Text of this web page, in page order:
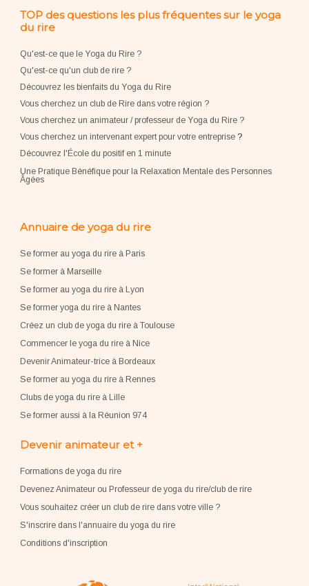
TOP des questions les plus fréquentes sur le yoga
du rire
Qu'est-ce que le Yoga du Rire ?
Qu'est-ce qu'un club de rire ?
Découvrez les bienfaits du Yoga du Rire
Vous cherchez un club de Rire dans votre région ?
Vous cherchez un animateur / professeur de Yoga du Rire ?
Vous cherchez un intervenant expert pour votre entreprise?
Découvrez l'École du positif en 1 minute
Une Pratique Bénéfique pour la Relaxation Mentale des Personnes
Âgées
Annuaire de yoga du rire
Se former au yoga du rire à Paris
Se former à Marseille
Se former au yoga du rire à Lyon
Se former yoga du rire à Nantes
Créez un club de yoga du rire à Toulouse
Commencer le yoga du rire à Nice
Devenir Animateur-trice à Bordeaux
Se former au yoga du rire à Rennes
Clubs de yoga du rire à Lille
Se former aussi à la Réunion 974
Devenir animateur et +
Formations de yoga du rire
Devenez Animateur ou Professeur de yoga du rire/club de rire
Vous souhaitez créer un club de rire dans votre ville ?
S'inscrire dans l'annuaire du yoga du rire
Conditions d'inscription